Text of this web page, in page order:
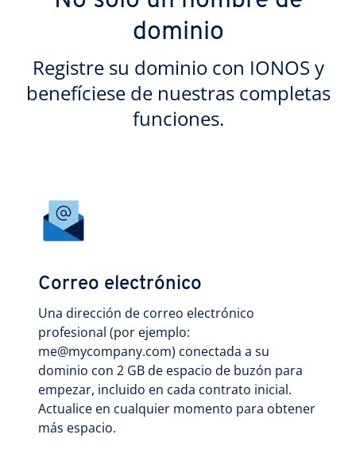
dominio
Registre su dominio con IONOS y
benefíciese de nuestras completas
funciones.
Correo electrónico
Una dirección de correo electrónico
profesional (por ejemplo:
me@mycompany.com) conectada a su
dominio con 2 GB de espacio de buzón para
empezar, incluido en cada contrato inicial.
Actualice en cualquier momento para obtener
más espacio.